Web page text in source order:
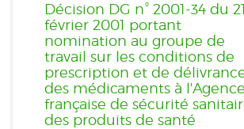
Décision DG n° 2001-34 du 21
février 2001 portant
nomination au groupe de
travail sur les conditions de
prescription et de
des médicaments à l'Agence
française de sécurité
des produits de santé